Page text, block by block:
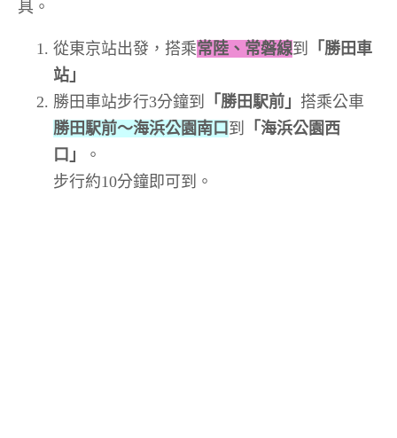
具。
從東京站出發，搭乘常陸、常磐線到
「勝田車
站」
勝田車站步行3分鐘到
「勝田駅前」 搭乘公車
勝田駅前～海浜公園南口 到
「海浜公園西
口」
。
步行約10分鐘即可到。